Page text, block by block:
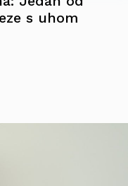
s uhom